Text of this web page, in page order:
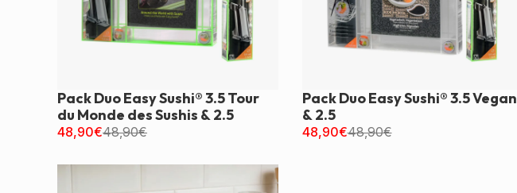
Pack Duo Easy Sushi® 3.5 Tour
du Monde des Sushis & 2.5
48,90€48,90€
Pack Duo Easy Sushi® 3.5 Vegan
& 2.5
48,90€48,90€